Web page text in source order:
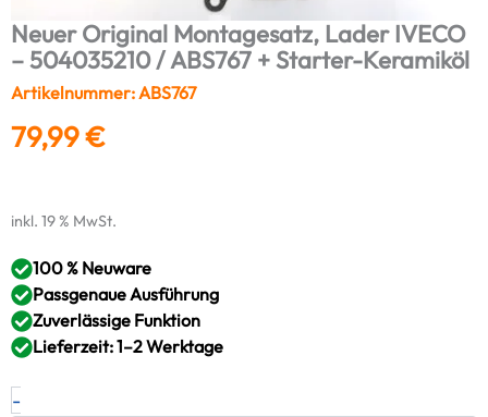
Neuer Original Montagesatz, Lader IVECO
– 504035210 / ABS767 + Starter-Keramiköl
Artikelnummer: ABS767
79,99€
inkl. 19 % MwSt.
100 % Neuware
Passgenaue Ausführung
Zuverlässige Funktion
Lieferzeit: 1–2 Werktage
-
Neuer
Original